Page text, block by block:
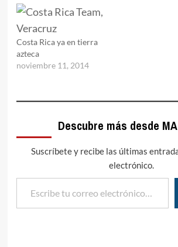
Costa Rica ya en tierra
azteca
noviembre 11, 2014
Descubre más desde
Suscríbete y recibe las últimas
electrónico.
Escribe tu correo electrónico…